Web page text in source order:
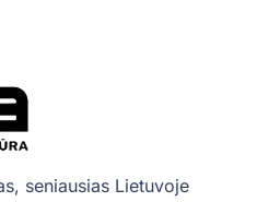
seniausias Lietuvoje